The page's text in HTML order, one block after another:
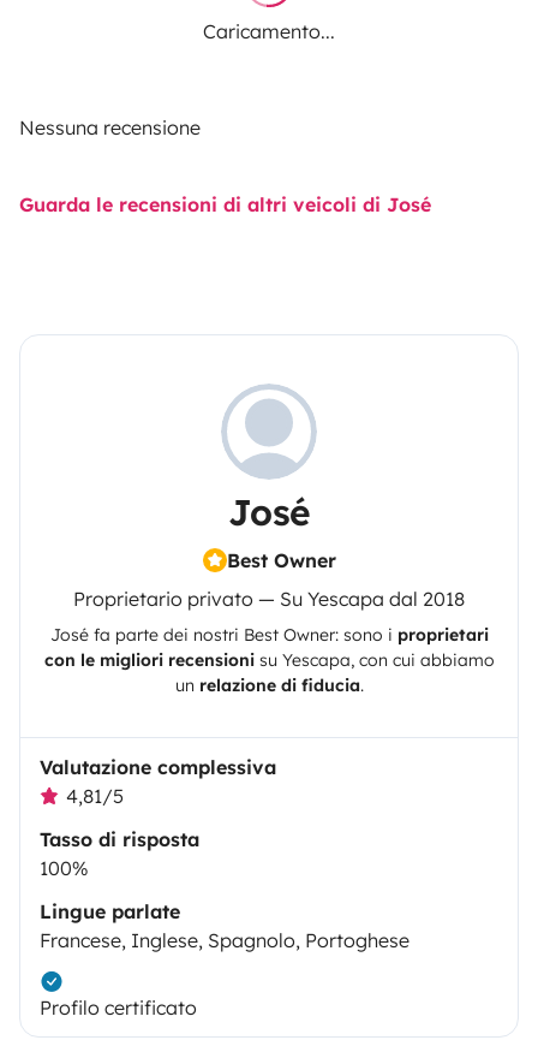
- Estojo de primeiros socorros
- Loiça e acessório da cozinha
Caricamento...
Nessuna recensione
Guarda le recensioni di altri veicoli di José
José
Best Owner
Proprietario privato — Su Yescapa dal 2018
Joséfa parte dei nostri Best Owner: sono i proprietari
con le migliori recensionisu Yescapa, con cui abbiamo
un relazione di fiducia.
Valutazione complessiva
4,81/5
Tasso di risposta
100%
Lingue parlate
Francese, Inglese, Spagnolo, Portoghese
Profilo certificato